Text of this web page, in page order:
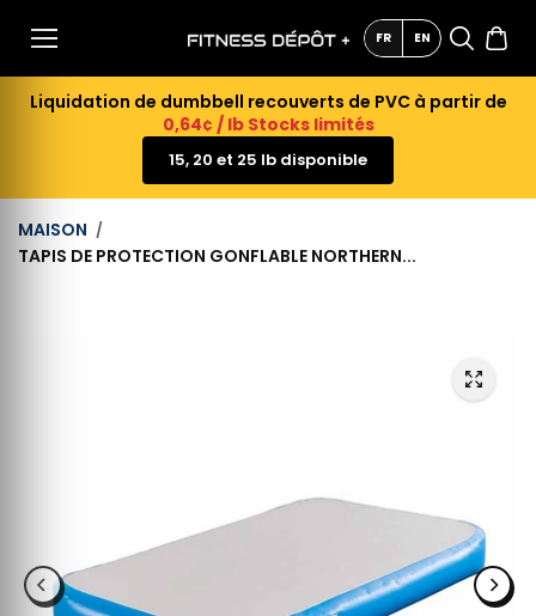
CONTE
NU FR EN
Liquidation de dumbbell recouverts de PVC à partir de
0,64¢ / lb Stocks limités
15, 20 et 25 lb disponible
MAISON
TAPIS DE PROTECTION GONFLABLE NORTHERN...